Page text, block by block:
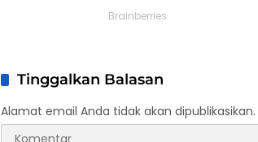
Tinggalkan Balasan
Alamat email Anda tidak akan dipublikasikan.